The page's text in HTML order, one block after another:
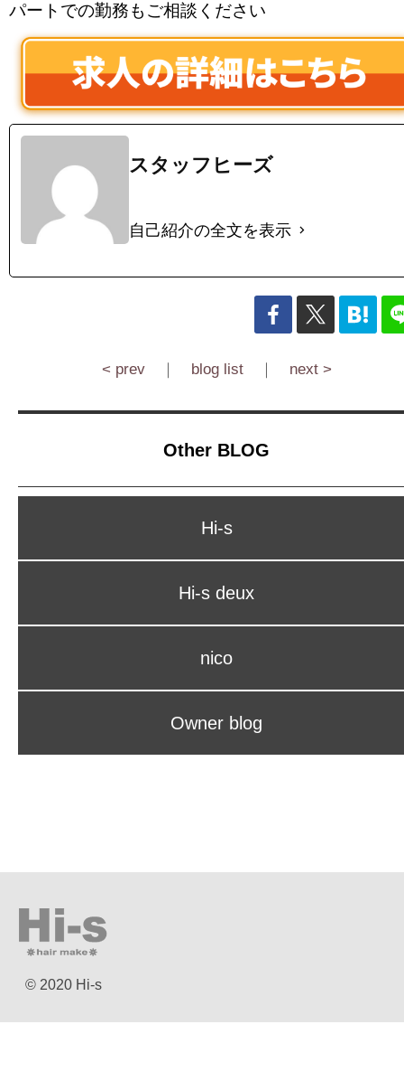
パートでの勤務もご相談ください
スタッフヒーズ
自己紹介の全文を表示
< prev｜ blog list｜ next >
Other BLOG
Hi-s
Hi-s deux
nico
Owner blog
© 2020 Hi-s